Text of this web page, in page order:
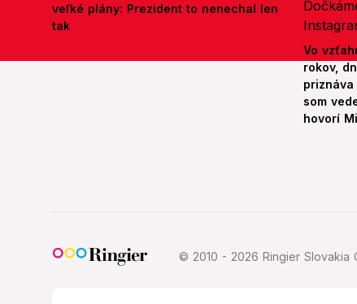
veľké plány: Prezident to nenechal len
tak
Vo
rokov,
som
hovorí
© 2010 - 2026 Ringier Slovakia